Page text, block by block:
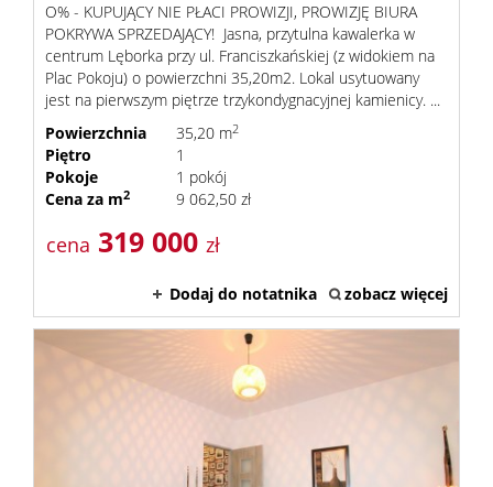
Hale
za
O
O% - KUPUJĄCY NIE PŁACI PROWIZJI, PROWIZJĘ BIURA
POKRYWA SPRZEDAJĄCY! Jasna, przytulna kawalerka w
centrum Lęborka przy ul. Franciszkańskiej (z widokiem na
Plac Pokoju) o powierzchni 35,20m2. Lokal usytuowany
jest na pierwszym piętrze trzykondygnacyjnej kamienicy. ...
Powierzchnia
35,20 m2
Piętro
1
Pokoje
1 pokój
Cena za m2 9 062,50 zł
cena 319 000 zł
Dodaj do notatnika zobacz więcej